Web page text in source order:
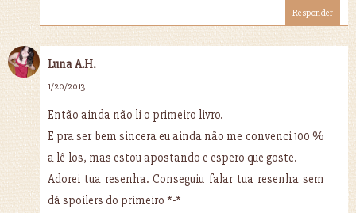
Responder
Luna A.H.
1/20/2013
Então ainda não li o primeiro livro.
E pra ser bem sincera eu ainda não me convenci 100 %
a lê-los, mas estou apostando e espero que goste.
Adorei tua resenha. Conseguiu falar tua resenha sem
dá spoilers do primeiro *-*